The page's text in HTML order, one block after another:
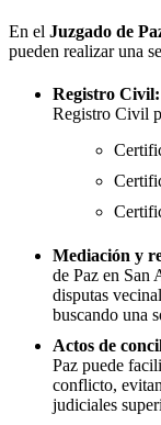
En el Juzgado de
pueden realizar una
Registro Civil:
Registro Civil
Mediación y
de Paz en San
disputas
buscando una
Actos de
Paz puede
conflicto,
judiciales